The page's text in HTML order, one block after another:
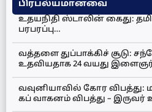
பிரபல்யமானவை
உதயநிதி ஸ்டாலின் கைது:
பரபரப்பு…
வத்தளை துப்பாக்கிச் சூடு:
உதவியதாக 24 வயது
வவுனியாவில் கோர விபத்து:
கப் வாகனம் விபத்து – இருவர்